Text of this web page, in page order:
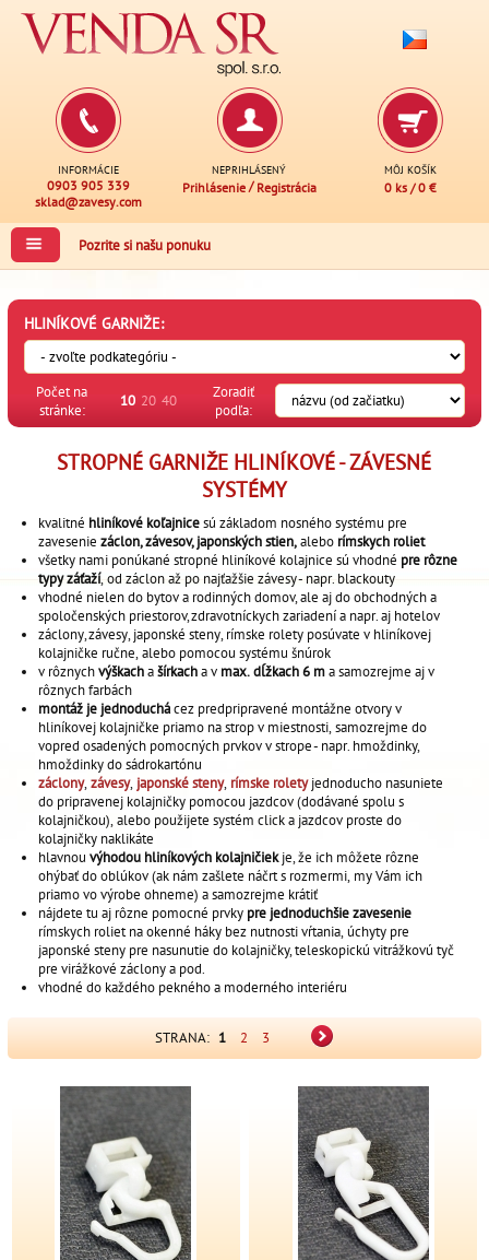
INFORMÁCIE
0903 905 339
sklad@zavesy.com
NEPRIHLÁSENÝ
Prihlásenie/ Registrácia
MÔJ KOŠÍK
0 ks /0 €
Pozrite si našu ponuku
HLINÍKOVÉ GARNIŽE:
Počet na
stránke:
10 20 40
Zoradiť
podľa:
STROPNÉ GARNIŽE HLINÍKOVÉ - ZÁVESNÉ
SYSTÉMY
kvalitné hliníkové koľajnicesú základom nosného systému pre
zaveseniezáclon,závesov,japonských stien,alebo rímskych roliet
všetky nami ponúkané stropné hliníkové kolajnice sú vhodné pre rôzne
typy záťaží, od záclon až po najťažšie závesy - napr. blackouty
vhodné nielen do bytov a rodinných domov, ale aj do obchodných a
spoločenských priestorov, zdravotníckych zariadení a napr. aj hotelov
záclony, závesy, japonské steny, rímske rolety posúvate v hliníkovej
kolajničke ručne, alebo pomocou systému šnúrok
v rôznychvýškachašírkacha v max. dĺžkach 6 ma samozrejme aj v
rôznych farbách
montáž je jednoduchácez predpripravené montážne otvory v
hliníkovej kolajničke priamo na strop v miestnosti, samozrejme do
vopred osadených pomocných prvkov v strope - napr. hmoždinky,
hmoždinky do sádrokartónu
záclony,závesy, japonské steny, rímske roletyjednoducho nasuniete
do pripravenej kolajničky pomocou jazdcov (dodávané spolu s
kolajničkou), alebo použijete systém click a jazdcov proste do
kolajničky naklikáte
hlavnouvýhodou hliníkových kolajničiekje, že ich môžete rôzne
ohýbať do oblúkov (ak nám zašlete náčrt s rozmermi, my Vám ich
priamo vo výrobe ohneme) a samozrejme krátiť
nájdete tu aj rôzne pomocné prvky pre jednoduchšie zavesenie
rímskych roliet na okenné háky bez nutnosti vŕtania, úchyty pre
japonské steny pre nasunutie do kolajničky, teleskopickú vitrážkovú tyč
pre virážkové záclony a pod.
vhodné do každého pekného a moderného interiéru
STRANA: 1 2 3